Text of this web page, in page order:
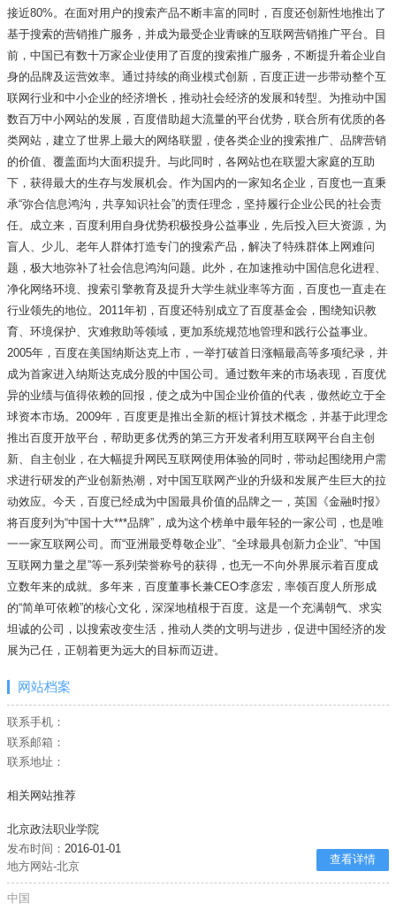
接近80%。在面对用户的搜索产品不断丰富的同时，百度还创新性地推出了
基于搜索的营销推广服务，并成为最受企业青睐的互联网营销推广平台。目
前，中国已有数十万家企业使用了百度的搜索推广服务，不断提升着企业自
身的品牌及运营效率。通过持续的商业模式创新，百度正进一步带动整个互
联网行业和中小企业的经济增长，推动社会经济的发展和转型。为推动中国
数百万中小网站的发展，百度借助超大流量的平台优势，联合所有优质的各
类网站，建立了世界上最大的网络联盟，使各类企业的搜索推广、品牌营销
的价值、覆盖面均大面积提升。与此同时，各网站也在联盟大家庭的互助
下，获得最大的生存与发展机会。作为国内的一家知名企业，百度也一直秉
承“弥合信息鸿沟，共享知识社会”的责任理念，坚持履行企业公民的社会责
任。成立来，百度利用自身优势积极投身公益事业，先后投入巨大资源，为
盲人、少儿、老年人群体打造专门的搜索产品，解决了特殊群体上网难问
题，极大地弥补了社会信息鸿沟问题。此外，在加速推动中国信息化进程、
净化网络环境、搜索引擎教育及提升大学生就业率等方面，百度也一直走在
行业领先的地位。2011年初，百度还特别成立了百度基金会，围绕知识教
育、环境保护、灾难救助等领域，更加系统规范地管理和践行公益事业。
2005年，百度在美国纳斯达克上市，一举打破首日涨幅最高等多项纪录，并
成为首家进入纳斯达克成分股的中国公司。通过数年来的市场表现，百度优
异的业绩与值得依赖的回报，使之成为中国企业价值的代表，傲然屹立于全
球资本市场。2009年，百度更是推出全新的框计算技术概念，并基于此理念
推出百度开放平台，帮助更多优秀的第三方开发者利用互联网平台自主创
新、自主创业，在大幅提升网民互联网使用体验的同时，带动起围绕用户需
求进行研发的产业创新热潮，对中国互联网产业的升级和发展产生巨大的拉
动效应。今天，百度已经成为中国最具价值的品牌之一，英国《金融时报》
将百度列为“中国十大***品牌”，成为这个榜单中最年轻的一家公司，也是唯
一一家互联网公司。而“亚洲最受尊敬企业”、“全球最具创新力企业”、“中国
互联网力量之星”等一系列荣誉称号的获得，也无一不向外界展示着百度成
立数年来的成就。多年来，百度董事长兼CEO李彦宏，率领百度人所形成
的“简单可依赖”的核心文化，深深地植根于百度。这是一个充满朝气、求实
坦诚的公司，以搜索改变生活，推动人类的文明与进步，促进中国经济的发
展为己任，正朝着更为远大的目标而迈进。
网站档案
联系手机：
联系邮箱：
联系地址：
相关网站推荐
北京政法职业学院
发布时间：2016-01-01
地方网站-北京
查看详情
中国